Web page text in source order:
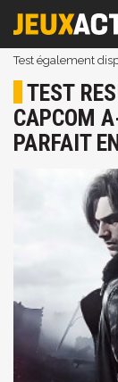
Test également
TEST
CAPCOM
PARFAIT